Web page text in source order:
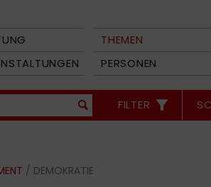
THEMEN
PERSONEN
FILTER
/ DEMOKRATIE